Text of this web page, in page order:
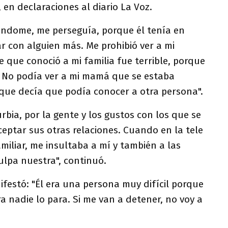
en declaraciones al diario La Voz.
me perseguía, porque él tenía en
con alguien más. Me prohibió ver a mi
que conoció a mi familia fue terrible, porque
podía ver a mi mamá que se estaba
decía que podía conocer a otra persona".
por la gente y los gustos con los que se
sus otras relaciones. Cuando en la tele
me insultaba a mí y también a las
nuestra", continuó.
"Él era una persona muy difícil porque
nadie lo para. Si me van a detener, no voy a